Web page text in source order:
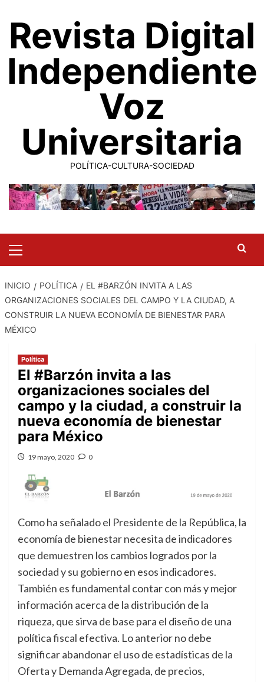
contenido
Revista Digital
Independiente
Voz
Universitaria
POLÍTICA-CULTURA-SOCIEDAD
Menu
INICIO POLÍTICA
EL #BARZÓN INVITA A LAS
ORGANIZACIONES SOCIALES DEL CAMPO Y LA CIUDAD, A
CONSTRUIR LA NUEVA ECONOMÍA DE BIENESTAR PARA
MÉXICO
Política
El #Barzón invita a las
organizaciones sociales del
campo y la ciudad, a construir la
nueva economía de bienestar
para México
19 mayo, 2020 0
Como ha señalado el Presidente de la República, la
economía de bienestar necesita de indicadores
que demuestren los cambios logrados por la
sociedad y su gobierno en esos indicadores.
También es fundamental contar con más y mejor
información acerca de la distribución de la
riqueza, que sirva de base para el diseño de una
política fiscal efectiva. Lo anterior no debe
significar abandonar el uso de estadísticas de la
Oferta y Demanda Agregada, de precios,